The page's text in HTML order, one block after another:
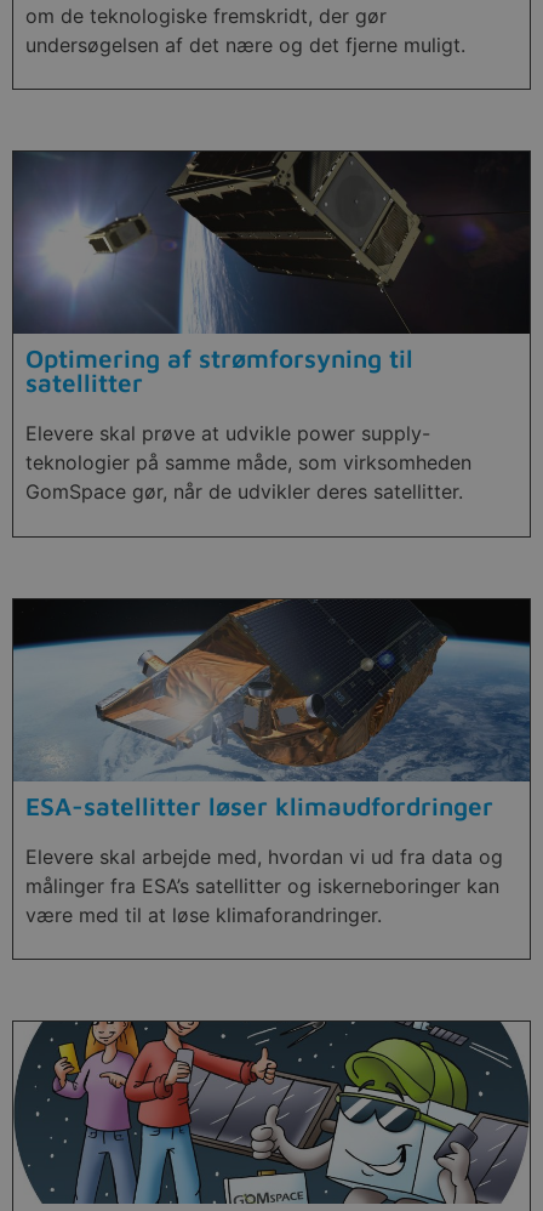
om de teknologiske fremskridt, der gør
undersøgelsen af det nære og det fjerne muligt.
Optimering af strømforsyning til
satellitter
Elevere skal prøve at udvikle power supply-
teknologier på samme måde, som virksomheden
GomSpace gør, når de udvikler deres satellitter.
ESA-satellitter løser klimaudfordringer
Elevere skal arbejde med, hvordan vi ud fra data og
målinger fra ESA’s satellitter og iskerneboringer kan
være med til at løse klimaforandringer.